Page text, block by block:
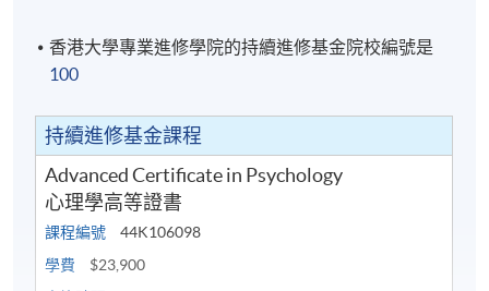
香港大學專業進修學院的持續進修基金院校編號是
100
持續進修基金課程
Advanced Certificate in Psychology
心理學高等證書
課程編號
44K106098
學費
$23,900